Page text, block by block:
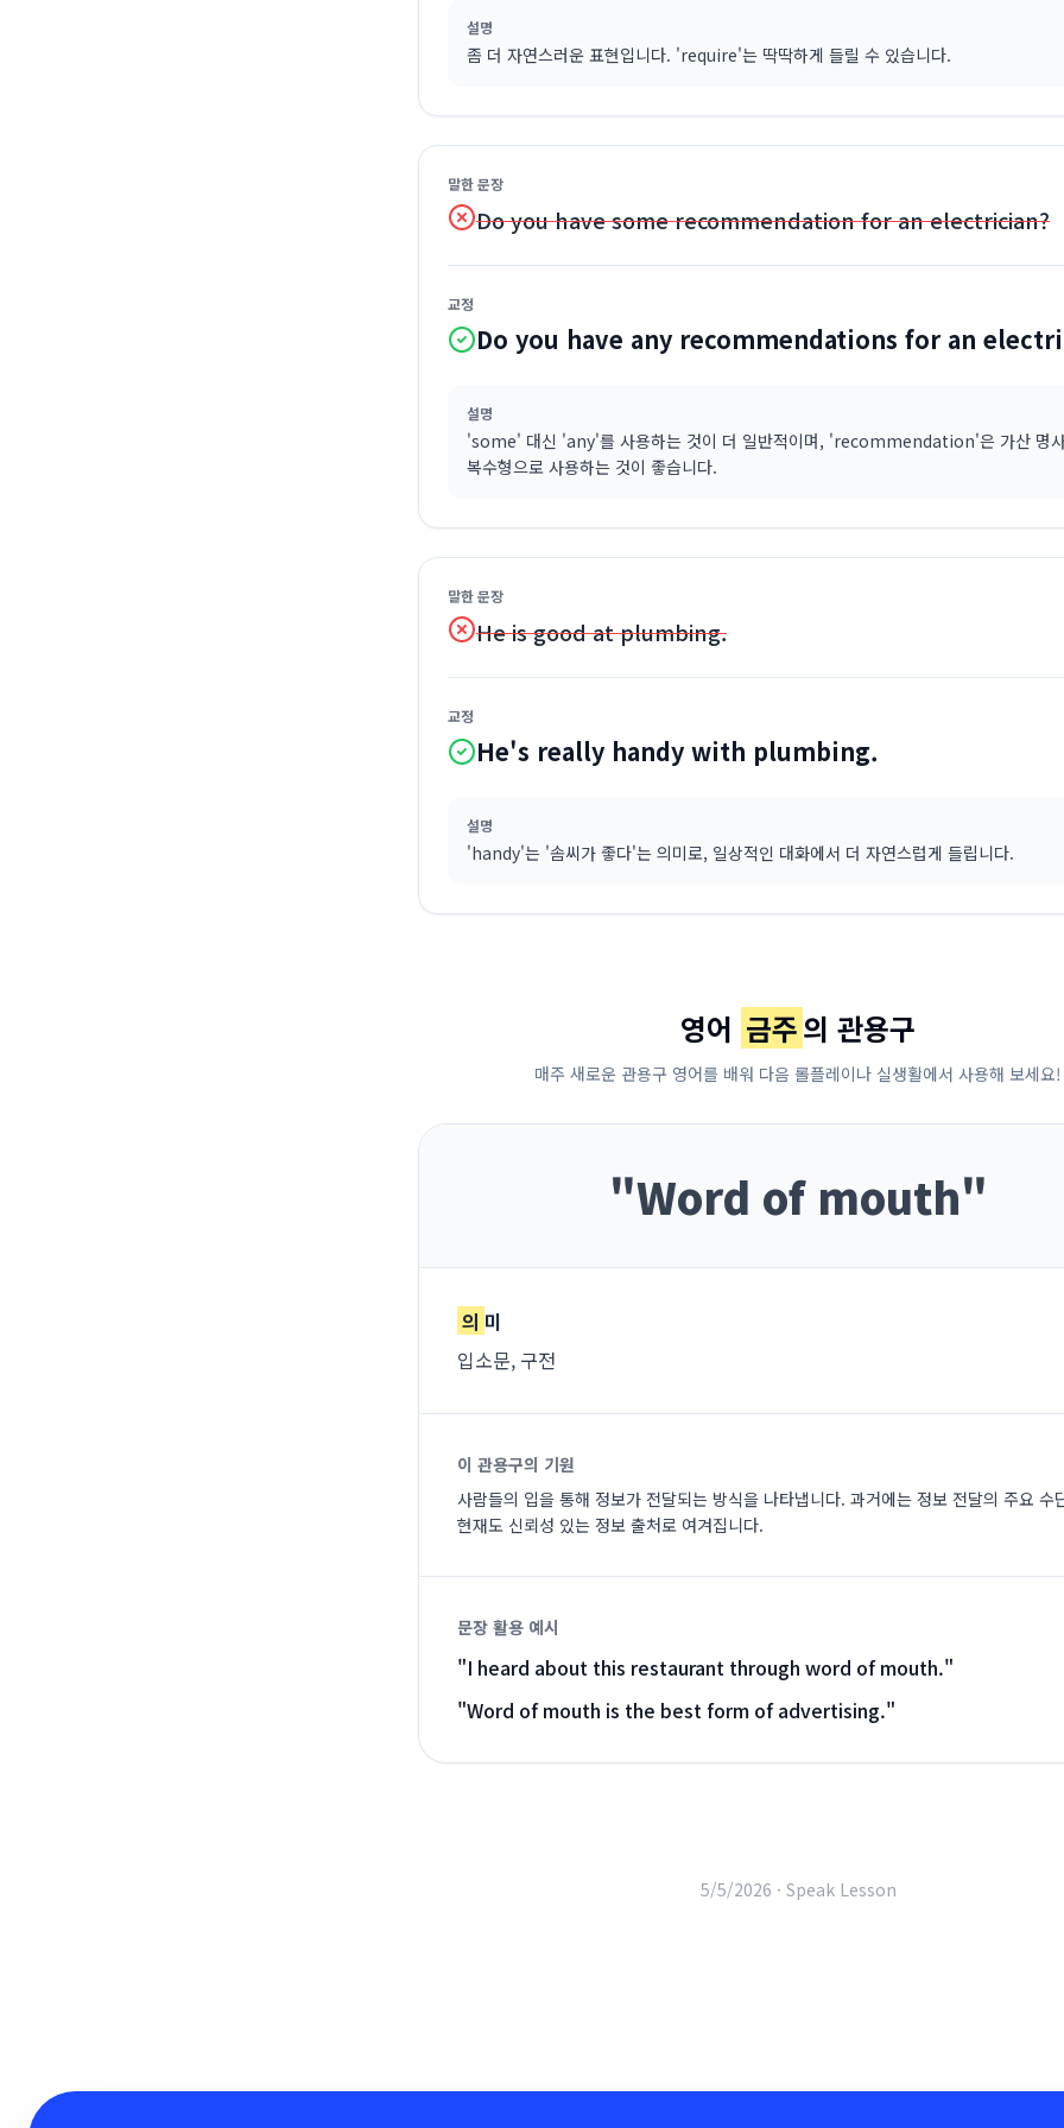
설명
좀 더 자연스러운 표현입니다. 'require'는 딱딱하게 들릴 수 있습니다.
말한 문장
Do you have some recommendation for an electrician?
교정
Do you have any recommendations for an
설명
'some' 대신 'any'를 사용하는 것이 더 일반적이며, 'recommendation'은 가산 명
복수형으로 사용하는 것이 좋습니다.
말한 문장
He is good at plumbing.
교정
He's really handy with plumbing.
설명
'handy'는 '솜씨가 좋다'는 의미로, 일상적인 대화에서 더 자연스럽게 들립니다.
영어 금주의 관용구
매주 새로운 관용구 영어를 배워 다음 롤플레이나 실생활에서 사용해 보세요!
"Word of mouth"
의 미
입소문, 구전
이 관용구의 기원
사람들의 입을 통해 정보가 전달되는 방식을 나타냅니다. 과거에는 정보 전달의 주요 수
현재도 신뢰성 있는 정보 출처로 여겨집니다.
문장 활용 예시
"I heard about this restaurant through word of mouth."
"Word of mouth is the best form of advertising."
5/5/2026 · Speak Lesson